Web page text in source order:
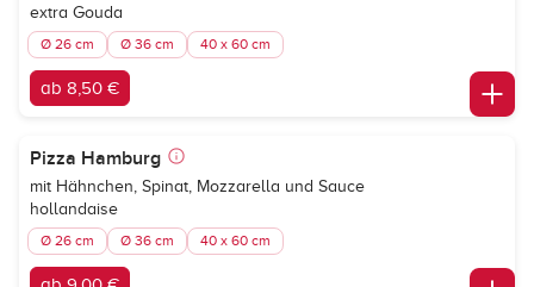
extra Gouda
Ø 26 cm Ø 36 cm 40 x 60 cm
ab 8,50 €
Pizza Hamburg
mit Hähnchen, Spinat, Mozzarella und Sauce
hollandaise
Ø 26 cm Ø 36 cm 40 x 60 cm